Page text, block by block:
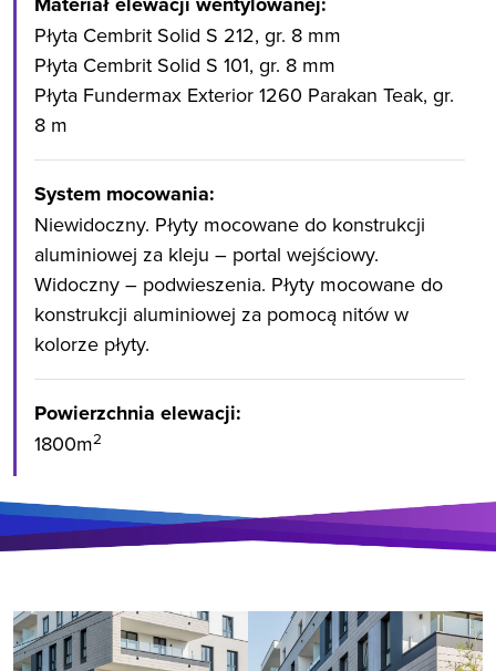
Płyta Cembrit Solid S 212, gr. 8 mm
Płyta Cembrit Solid S 101, gr. 8 mm
Płyta Fundermax Exterior 1260 Parakan Teak, gr.
8 m
System mocowania:
Niewidoczny. Płyty mocowane do konstrukcji
aluminiowej za kleju – portal wejściowy.
Widoczny – podwieszenia. Płyty mocowane do
konstrukcji aluminiowej za pomocą nitów w
kolorze płyty.
Powierzchnia elewacji:
1800m2